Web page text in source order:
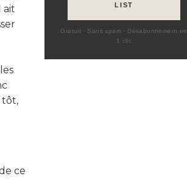
ait
tôt,
ce
LIST
Gratuit · Sans spam · Désabonnement en
1 clic